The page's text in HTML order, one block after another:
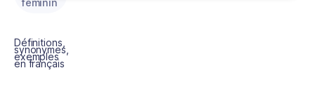
féminin
Définitions,
synonymes,
exemples
en français